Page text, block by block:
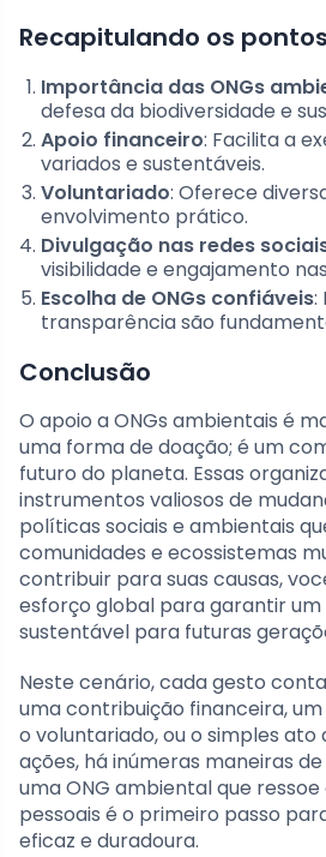
Recapitulando os
Importância das ONGs
defesa da biodiversidade e
Apoio financeiro: Facilita a
variados e sustentáveis.
Voluntariado: Oferece
envolvimento prático.
Divulgação nas redes
visibilidade e engajamento
Escolha de ONGs confiáveis:
transparência são
Conclusão
O apoio a ONGs ambientais é
uma forma de doação; é um
futuro do planeta. Essas
instrumentos valiosos de
políticas sociais e ambientais
comunidades e ecossistemas
contribuir para suas causas,
esforço global para garantir
sustentável para futuras
Neste cenário, cada gesto
uma contribuição financeira,
o voluntariado, ou o simples ato
ações, há inúmeras maneiras
uma ONG ambiental que
pessoais é o primeiro passo
eficaz e duradoura.